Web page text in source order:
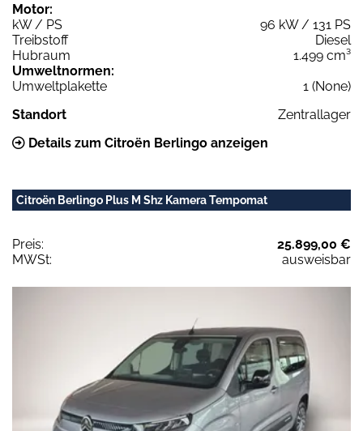
Motor:
kW / PS
96 kW / 131 PS
Treibstoff
Diesel
Hubraum
1.499 cm³
Umweltnormen:
Umweltplakette
1 (None)
Standort
Zentrallager
Details zum Citroën Berlingo anzeigen
Citroën Berlingo Plus M Shz Kamera Tempomat
Preis:
25.899,00 €
MWSt:
ausweisbar